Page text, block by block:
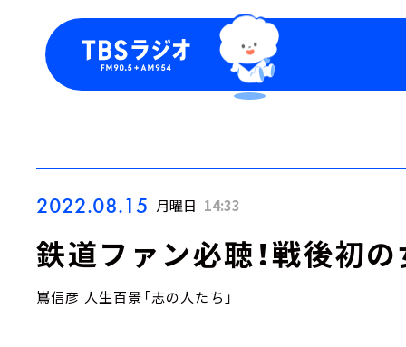
2022.08.15 月曜日 14:33
鉄道ファン必聴！戦後初
嶌信彦 人生百景「志の人たち」